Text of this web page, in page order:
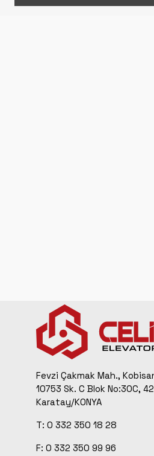
Fevzi Çakmak Mah.,
10753 Sk. C Blok No:30C,
Karatay/KONYA
T: 0 332 350 18 28
F: 0 332 350 99 96